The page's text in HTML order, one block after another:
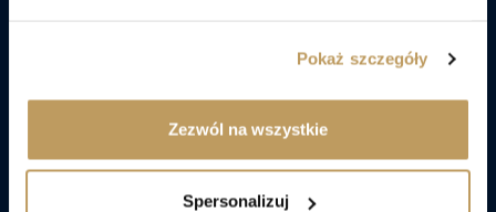
Pokaż szczegóły
Zezwól na wszystkie
Spersonalizuj
Nie czekaj! Już dziś porozmawiaj
z ekspertami Lex Capital
Porozmawiaj z doradcą